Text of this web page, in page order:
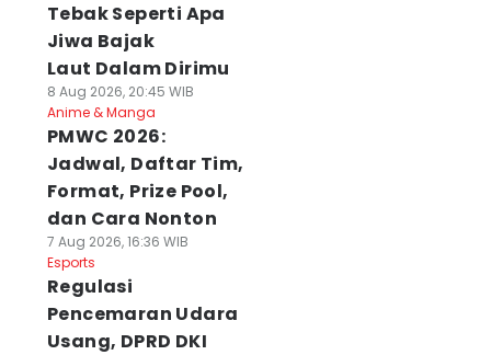
Tebak Seperti Apa
Jiwa Bajak
Laut Dalam Dirimu
8 Aug 2026, 20:45 WIB
Anime & Manga
PMWC 2026:
Jadwal, Daftar Tim,
Format, Prize Pool,
dan Cara Nonton
7 Aug 2026, 16:36 WIB
Esports
Regulasi
Pencemaran Udara
Usang, DPRD DKI